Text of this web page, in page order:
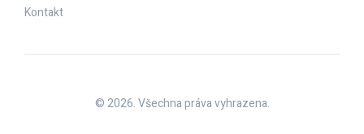
Kontakt
© 2026. Všechna práva vyhrazena.